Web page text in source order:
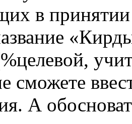
в
сможете
А